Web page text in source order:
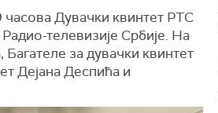
часова Дувачки квинтет РТС
телевизије Србије. На
за дувачки квинтет
Дејана Деспића и